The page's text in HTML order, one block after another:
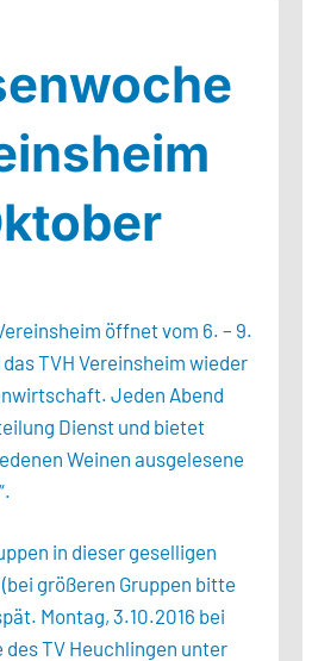
öffnet vom 6. – 9.
TVH Vereinsheim wieder
Jeden Abend
Dienst und bietet
Weinen ausgelesene
in dieser geselligen
größeren Gruppen bitte
Montag, 3.10.2016 bei
TV Heuchlingen unter